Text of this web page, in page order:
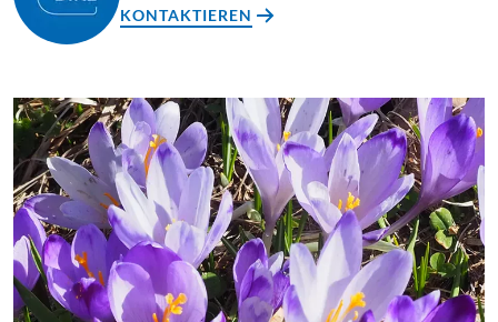
KONTAKTIEREN